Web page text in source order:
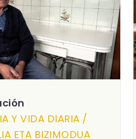
Y VIDA DIARIA /
ETA BIZIMODUA